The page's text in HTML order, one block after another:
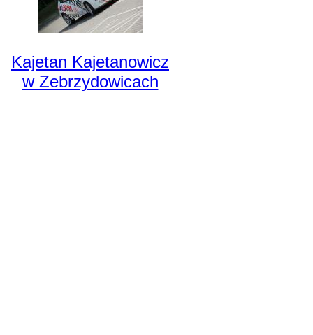
Kajetan Kajetanowicz
w Zebrzydowicach